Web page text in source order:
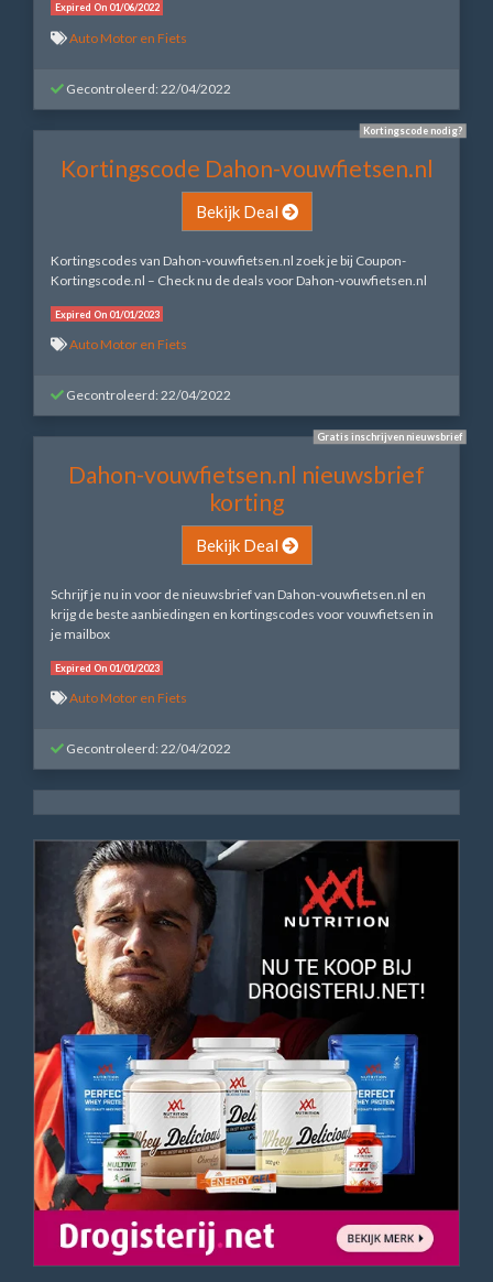
Expired On 01/06/2022
Auto Motor en Fiets
Gecontroleerd: 22/04/2022
Kortingscode nodig?
Kortingscode Dahon-vouwfietsen.nl
Bekijk Deal
Kortingscodes van Dahon-vouwfietsen.nl zoek je bij Coupon-
Kortingscode.nl – Check nu de deals voor Dahon-vouwfietsen.nl
Expired On 01/01/2023
Auto Motor en Fiets
Gecontroleerd: 22/04/2022
Gratis inschrijven nieuwsbrief
Dahon-vouwfietsen.nl nieuwsbrief
korting
Bekijk Deal
Schrijf je nu in voor de nieuwsbrief van Dahon-vouwfietsen.nl en
krijg de beste aanbiedingen en kortingscodes voor vouwfietsen in
je mailbox
Expired On 01/01/2023
Auto Motor en Fiets
Gecontroleerd: 22/04/2022